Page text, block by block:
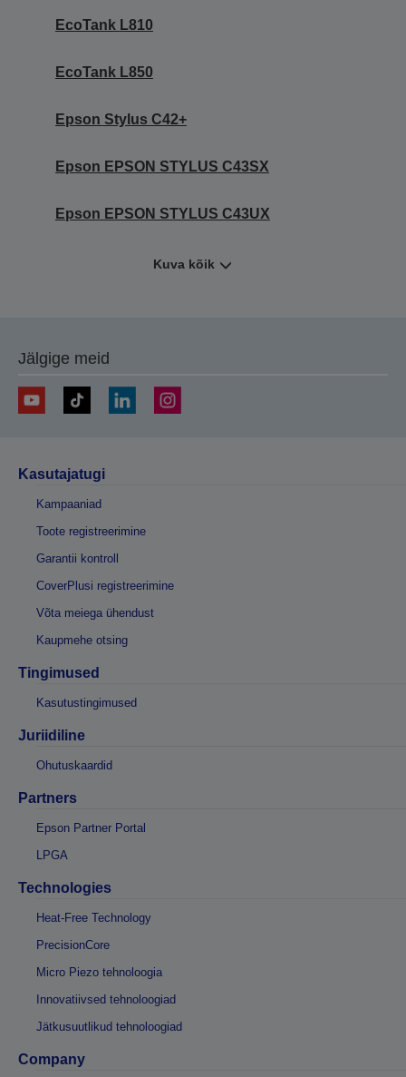
EcoTank L810
EcoTank L850
Epson Stylus C42+
Epson EPSON STYLUS C43SX
Epson EPSON STYLUS C43UX
Kuva kõik
Jälgige meid
Kasutajatugi
Kampaaniad
Toote registreerimine
Garantii kontroll
CoverPlusi registreerimine
Võta meiega ühendust
Kaupmehe otsing
Tingimused
Kasutustingimused
Juriidiline
Ohutuskaardid
Partners
Epson Partner Portal
LPGA
Technologies
Heat-Free Technology
PrecisionCore
Micro Piezo tehnoloogia
Innovatiivsed tehnoloogiad
Jätkusuutlikud tehnoloogiad
Company